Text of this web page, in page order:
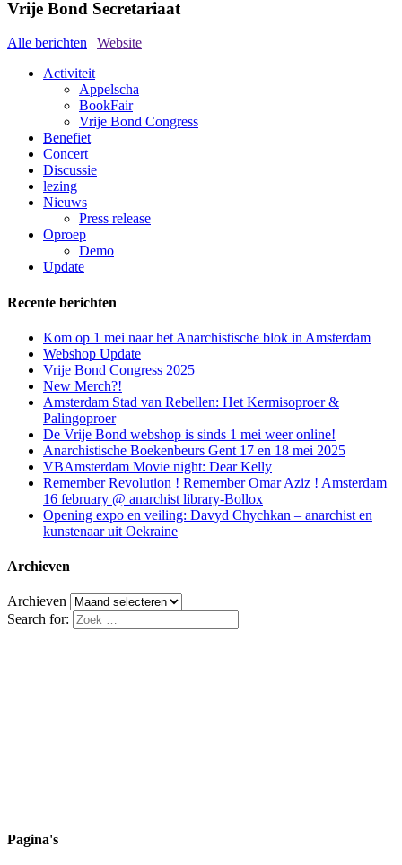
Vrije Bond Secretariaat
Alle berichten | Website
Activiteit
Appelscha
BookFair
Vrije Bond Congress
Benefiet
Concert
Discussie
lezing
Nieuws
Press release
Oproep
Demo
Update
Recente berichten
Kom op 1 mei naar het Anarchistische blok in Amsterdam
Webshop Update
Vrije Bond Congress 2025
New Merch?!
Amsterdam Stad van Rebellen: Het Kermisoproer &
Palingoproer
De Vrije Bond webshop is sinds 1 mei weer online!
Anarchistische Boekenbeurs Gent 17 en 18 mei 2025
VBAmsterdam Movie night: Dear Kelly
Remember Revolution ! Remember Omar Aziz ! Amsterdam
16 february @ anarchist library-Bollox
Opening expo en veiling: Davyd Chychkan – anarchist en
kunstenaar uit Oekraine
Archieven
Archieven
Search for:
Pagina's